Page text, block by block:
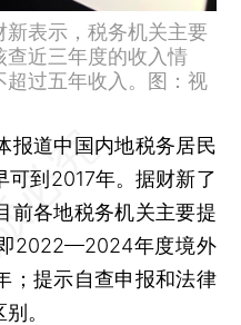
表示，税务机关主要
近三年度的收入情
过五年收入。图：视
报道中国内地税务居民
可到2017年。据财新了
前各地税务机关主要提
2022—2024年度境外
；提示自查申报和法律
。